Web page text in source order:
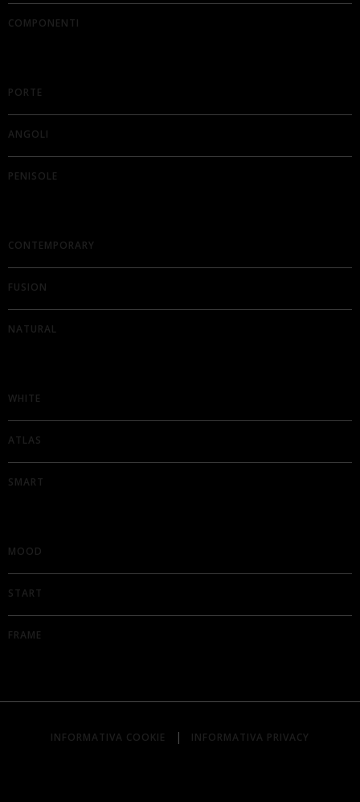
COMPONENTI
PORTE
ANGOLI
PENISOLE
CONTEMPORARY
FUSION
NATURAL
WHITE
ATLAS
SMART
MOOD
START
FRAME
INFORMATIVA COOKIE | INFORMATIVA PRIVACY